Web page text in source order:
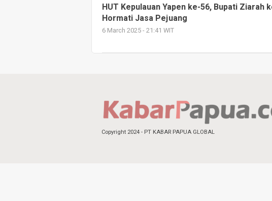
HUT Kepulauan Yapen ke-56, Bupati Ziarah
Hormati Jasa Pejuang
6 March 2025 - 21:41 WIT
Copyright 2024 - PT KABAR PAPUA GLOBAL